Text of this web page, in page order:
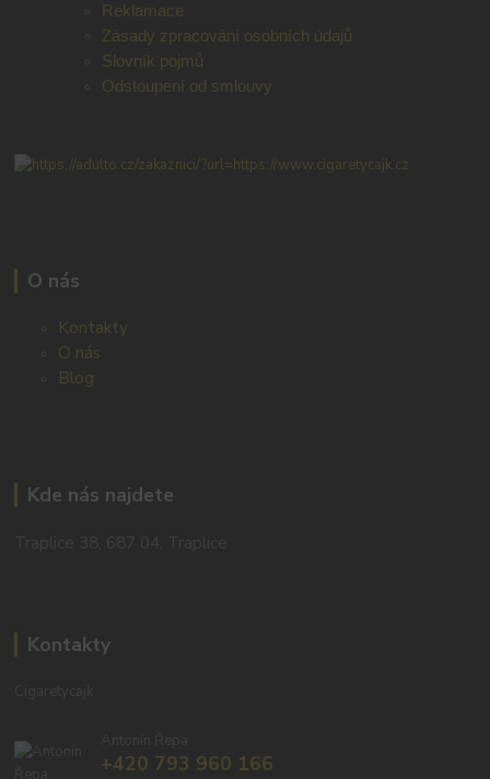
Reklamace
Zásady zpracování osobních údajů
Slovník pojmů
Odstoupení od smlouvy
O nás
Kontakty
O nás
Blog
Kde nás najdete
Kontakty
+420 793 960 166